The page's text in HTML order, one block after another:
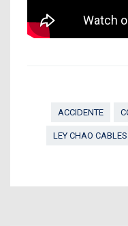
ACCIDENTE
LEY CHAO CABLES